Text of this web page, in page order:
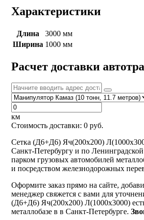
Характеристики
Длина
3000 мм
Ширина 1000 мм
Расчет доставки
км
Стоимость доставки: 0 руб.
Сетка (Д6+Д6) Яч(200х200)
Санкт-Петербургу и по
парком грузовых автомобилей
и посредством железнодорожных
Оформите заказ прямо на сайте,
менеджер свяжется с вами для
(Д6+Д6) Яч(200х200) Л(1000х3000)
металлобазе в в Санкт-Петербурге.